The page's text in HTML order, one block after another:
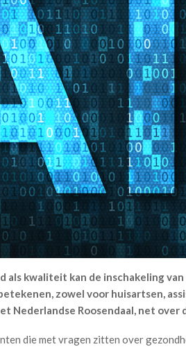
als kwaliteit kan de inschakeling
zowel voor huisartsen,
Nederlandse Roosendaal, net over
die met vragen zitten over